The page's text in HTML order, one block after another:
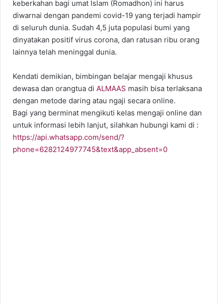
keberkahan bagi umat Islam (Romadhon) ini harus
diwarnai dengan pandemi covid-19 yang terjadi hampir
di seluruh dunia. Sudah 4,5 juta populasi bumi yang
dinyatakan positif virus corona, dan ratusan ribu orang
lainnya telah meninggal dunia.
Kendati demikian, bimbingan belajar mengaji khusus
dewasa dan orangtua di ALMAAS masih bisa terlaksana
dengan metode daring atau ngaji secara online.
Bagi yang berminat mengikuti kelas mengaji online dan
untuk informasi lebih lanjut, silahkan hubungi kami di :
https://api.whatsapp.com/send/?
phone=6282124977745&text&app_absent=0